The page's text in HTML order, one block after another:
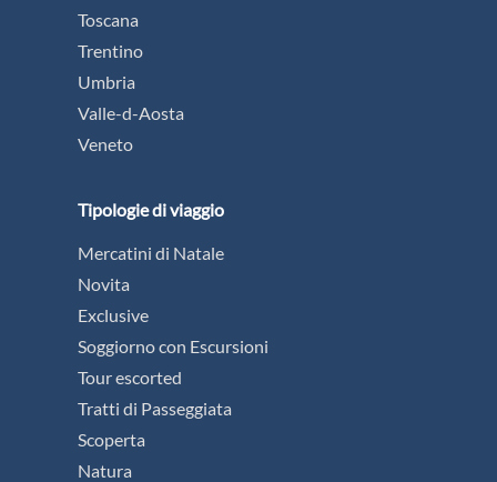
Toscana
Trentino
Umbria
Valle-d-Aosta
Veneto
Tipologie di viaggio
Mercatini di Natale
Novita
Exclusive
Soggiorno con Escursioni
Tour escorted
Tratti di Passeggiata
Scoperta
Natura